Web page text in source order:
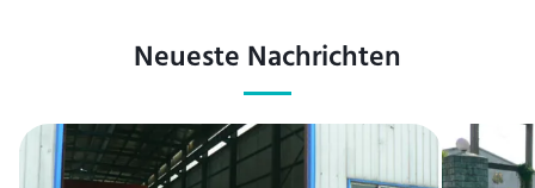
Neueste Nachrichten